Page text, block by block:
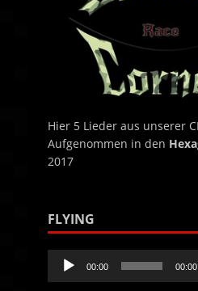
Hier 5 Lieder aus unserer
Aufgenommen in den
2017
FLYING
Audio-
Player
00:00 00:00